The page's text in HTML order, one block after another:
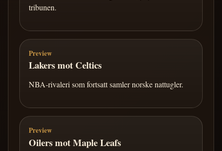
tribunen.
Preview
Lakers mot Celtics
NBA-rivaleri som fortsatt samler norske nattugler.
Preview
Oilers mot Maple Leafs